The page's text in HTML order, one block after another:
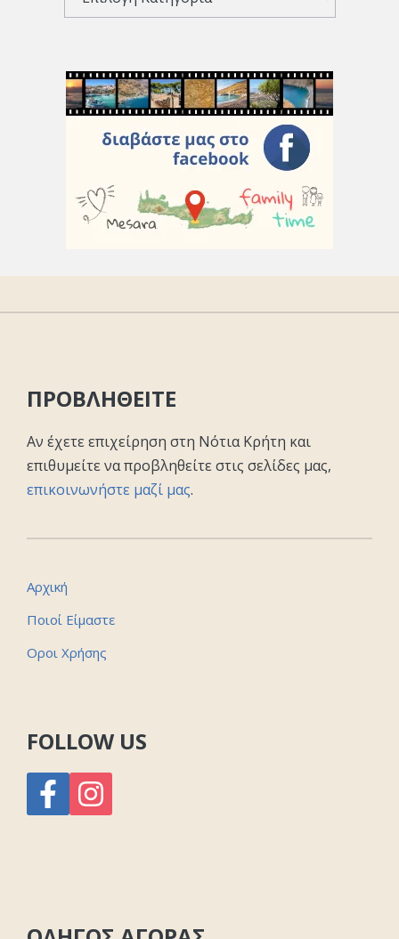
ΠΡΟΒΛΗΘΕΙΤΕ
Αν έχετε επιχείρηση στη Νότια Κρήτη και
επιθυμείτε να προβληθείτε στις σελίδες μας,
επικοινωνήστε μαζί μας.
Αρχική
Ποιοί Είμαστε
Οροι Χρήσης
FOLLOW US